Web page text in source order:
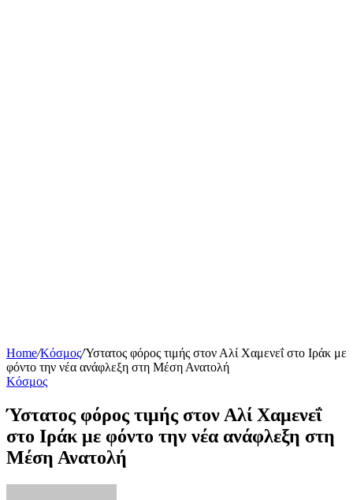
Home/Κόσμος/Ύστατος φόρος τιμής στον Αλί Χαμενεΐ στο Ιράκ με
φόντο την νέα ανάφλεξη στη Μέση Ανατολή
Κόσμος
Ύστατος φόρος τιμής στον Αλί Χαμενεΐ
στο Ιράκ με φόντο την νέα ανάφλεξη στη
Μέση Ανατολή